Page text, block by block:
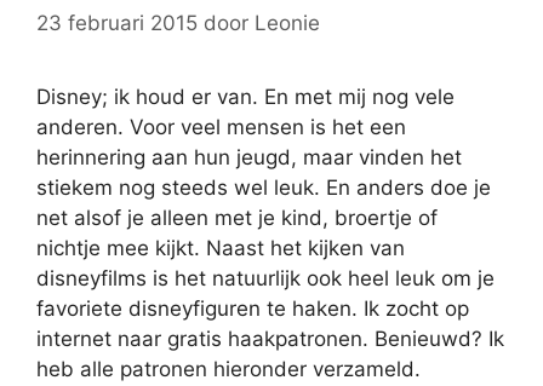
23 februari 2015 door Leonie
Disney; ik houd er van. En met mij nog vele
anderen. Voor veel mensen is het een
herinnering aan hun jeugd, maar vinden het
stiekem nog steeds wel leuk. En anders doe je
net alsof je alleen met je kind, broertje of
nichtje mee kijkt. Naast het kijken van
disneyfilms is het natuurlijk ook heel leuk om je
favoriete disneyfiguren te haken. Ik zocht op
internet naar gratis haakpatronen. Benieuwd? Ik
heb alle patronen hieronder verzameld.